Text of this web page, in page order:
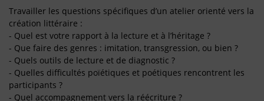
Travailler les questions spécifiques d’un atelier orienté vers la
création littéraire :
- Quel est votre rapport à la lecture et à l’héritage ?
- Que faire des genres : imitation, transgression, ou bien ?
- Quels outils de lecture et de diagnostic ?
- Quelles difficultés poïétiques et poétiques rencontrent les
participants ?
- Quel accompagnement vers la réécriture ?